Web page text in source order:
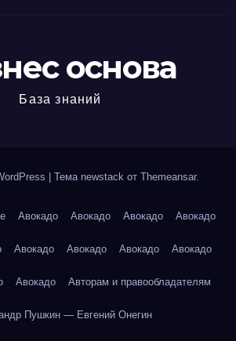
основа
База знаний
Тема newstack от Themeansar.
Авокадо Авокадо Авокадо Авокадо
Авокадо Авокадо Авокадо Авокадо
Авокадо Авторам и правообладателям
Пушкин — Евгений Онегин